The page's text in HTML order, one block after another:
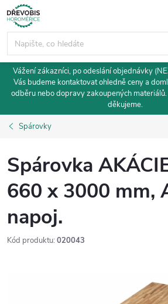
Přejít
na
obsah
Vážení zákazníci, po odeslání objednávky
Vás budeme kontaktovat ohledně ceny a
odběru nebo dopravy zakoupených
děkujeme.
Spárovky
Spárovka
660 x 3000 mm,
napoj.
Kód produktu: 020043